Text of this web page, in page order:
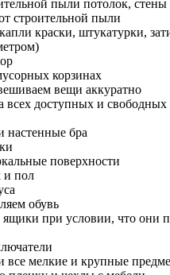
пыли потолок,
строительной пыли
краски, штукатурки,
корзинах
вещи аккуратно
всех доступных и свободных
настенные бра
поверхности
и пол
обувь
при условии, что они
все мелкие и крупные